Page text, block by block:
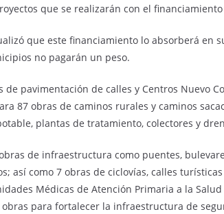
que se realizarán con el
que este financiamiento lo absorberá en
no pagarán un peso.
de pavimentación de calles y Centros Nuevo
87 obras de caminos rurales y caminos
plantas de tratamiento, colectores y
de infraestructura como puentes,
así como 7 obras de ciclovías, calles
Médicas de Atención Primaria a la
para fortalecer la infraestructura de